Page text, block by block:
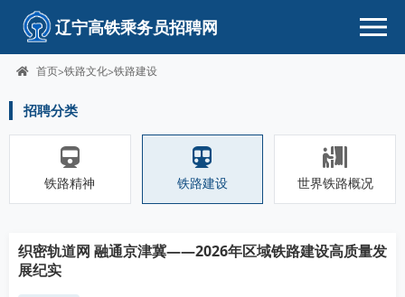
辽宁高铁乘务员招聘网
首页>铁路文化>铁路建设
招聘分类
铁路精神 铁路建设 世界铁路概况
织密轨道网 融通京津冀——2026年区域铁路建设高质量发
展纪实